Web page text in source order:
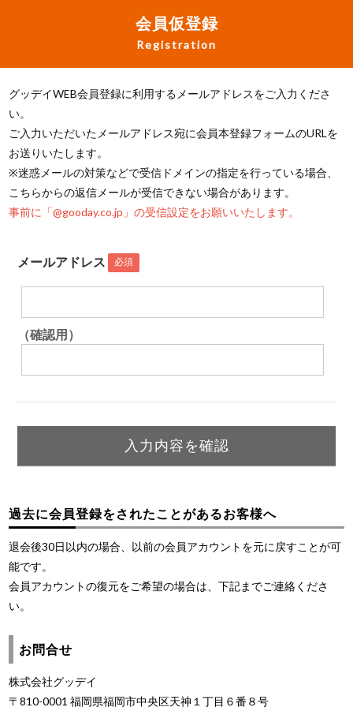
会員仮登録
Registration
グッデイWEB会員登録に利用するメールアドレスをご入力くださ
い。
ご入力いただいたメールアドレス宛に会員本登録フォームのURLを
お送りいたします。
※迷惑メールの対策などで受信ドメインの指定を行っている場合、
こちらからの返信メールが受信できない場合があります。
事前に「@gooday.co.jp」の受信設定をお願いいたします。
メールアドレス 必須
（確認用）
過去に会員登録をされたことがあるお客様へ
退会後30日以内の場合、以前の会員アカウントを元に戻すことが可
能です。
会員アカウントの復元をご希望の場合は、下記までご連絡くださ
い。
お問合せ
株式会社グッデイ
〒810-0001 福岡県福岡市中央区天神１丁目６番８号